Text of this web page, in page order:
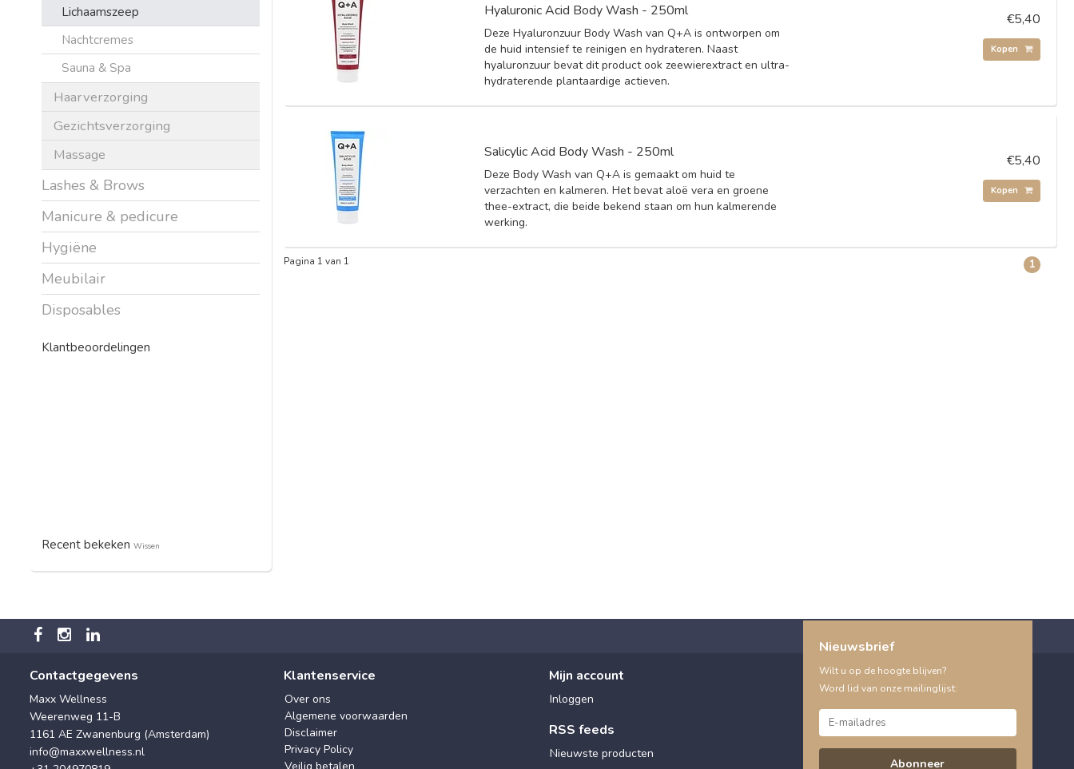
Lichaamszeep
Nachtcremes
Sauna & Spa
Haarverzorging
Gezichtsverzorging
Massage
Lashes & Brows
Manicure & pedicure
Hygiëne
Meubilair
Disposables
Klantbeoordelingen
Recent bekeken Wissen
Hyaluronic Acid Body Wash - 250ml
Deze Hyaluronzuur Body Wash van Q+A is ontworpen om
de huid intensief te reinigen en hydrateren. Naast
hyaluronzuur bevat dit product ook zeewierextract en ultra-
hydraterende plantaardige actieven.
€5,40
Kopen
Salicylic Acid Body Wash - 250ml
Deze Body Wash van Q+A is gemaakt om huid te
verzachten en kalmeren. Het bevat aloë vera en groene
thee-extract, die beide bekend staan om hun kalmerende
werking.
€5,40
Kopen
Pagina 1 van 1 1
Contactgegevens
Maxx Wellness
Weerenweg 11-B
1161 AE Zwanenburg (Amsterdam)
info@maxxwellness.nl
Klantenservice
Over ons
Algemene voorwaarden
Disclaimer
Privacy Policy
Veilig betalen
Mijn account
Inloggen
RSS feeds
Nieuwste producten
Nieuwsbrief
Wilt u op de hoogte blijven?
Word lid van onze mailinglijst:
Abonneer